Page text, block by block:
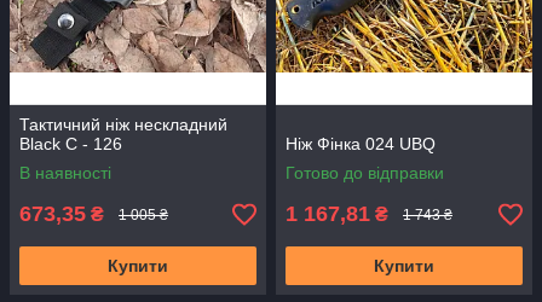
Тактичний ніж нескладний
Black C - 126
В наявності
673,35 ₴ 1 005 ₴
Купити
Ніж Фінка 024 UBQ
Готово до відправки
1 167,81 ₴ 1 743 ₴
Купити